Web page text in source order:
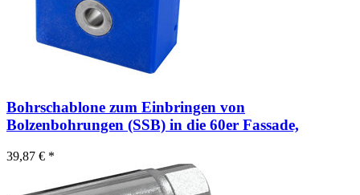
Bohrschablone zum Einbringen von
Bolzenbohrungen (SSB) in die 60er Fassade,
39,87 € *